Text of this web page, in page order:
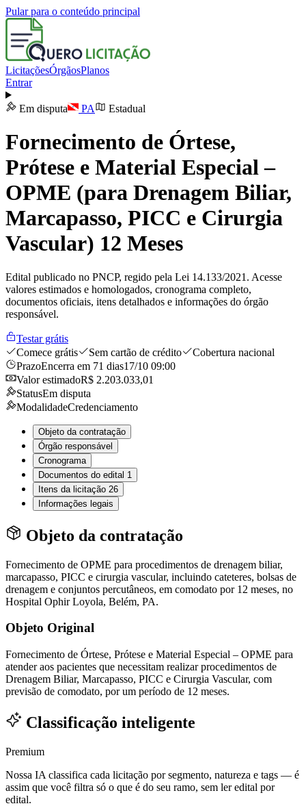
Pular para o conteúdo principal
LicitaçõesÓrgãosPlanos
Entrar
Em disputa PA Estadual
Fornecimento de Órtese,
Prótese e Material Especial –
OPME (para Drenagem Biliar,
Marcapasso, PICC e Cirurgia
Vascular) 12 Meses
Edital publicado no PNCP, regido pela Lei 14.133/2021. Acesse
valores estimados e homologados, cronograma completo,
documentos oficiais, itens detalhados e informações do órgão
responsável.
Testar grátis
Comece grátis
Sem cartão de crédito
Cobertura nacional
PrazoEncerra em 71 dias17/10 09:00
Valor estimadoR$ 2.203.033,01
StatusEm disputa
ModalidadeCredenciamento
Objeto da contratação
Órgão responsável
Cronograma
Documentos do edital 1
Itens da licitação 26
Informações legais
Objeto da contratação
Fornecimento de OPME para procedimentos de drenagem biliar,
marcapasso, PICC e cirurgia vascular, incluindo cateteres, bolsas de
drenagem e conjuntos percutâneos, em comodato por 12 meses, no
Hospital Ophir Loyola, Belém, PA.
Objeto Original
Fornecimento de Órtese, Prótese e Material Especial – OPME para
atender aos pacientes que necessitam realizar procedimentos de
Drenagem Biliar, Marcapasso, PICC e Cirurgia Vascular, com
previsão de comodato, por um período de 12 meses.
Classificação inteligente
Premium
Nossa IA classifica cada licitação por segmento, natureza e tags — é
assim que você filtra só o que é do seu ramo, sem ler edital por
edital.